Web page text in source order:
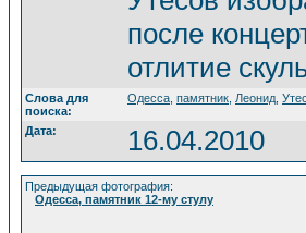
после
отлитие
Слова для
поиска:
Одесса памятник Леонид
Дата: 16.04.2010
Предыдущая фотография:
Одесса, памятник 12-му стулу